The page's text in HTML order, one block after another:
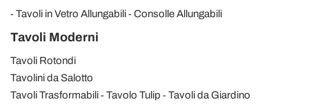
Tavoli in Vetro Allungabili
Consolle Allungabili
Tavoli Moderni
Tavoli Rotondi
Tavolini da Salotto
Tavoli Trasformabili
Tavolo Tulip Tavoli da Giardino